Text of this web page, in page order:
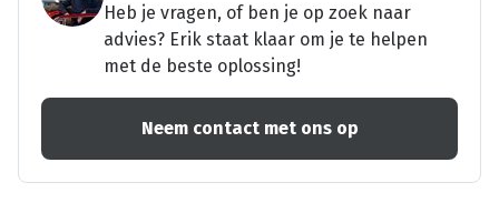
Heb je vragen, of ben je op zoek naar
advies? Erik staat klaar om je te helpen
met de beste oplossing!
Neem contact met ons op